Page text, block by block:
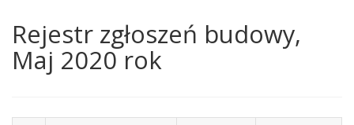
Główna
treść
strony
Rejestr zgłoszeń budowy,
Maj 2020 rok